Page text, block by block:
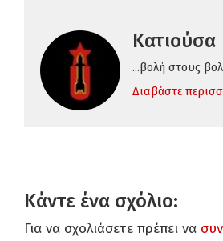
Κατιούσα
...βολή στους
Διαβάστε
Κάντε ένα σχόλιο:
Για να σχολιάσετε πρέπει να